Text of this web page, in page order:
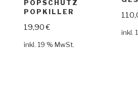
POPSCHUTZ
POPKILLER
19,90€
inkl. 19 % MwSt.
inkl.